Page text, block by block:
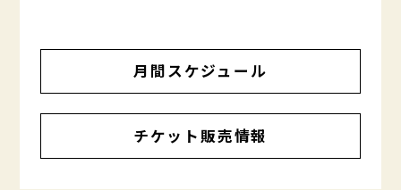
月間スケジュール
チケット販売情報